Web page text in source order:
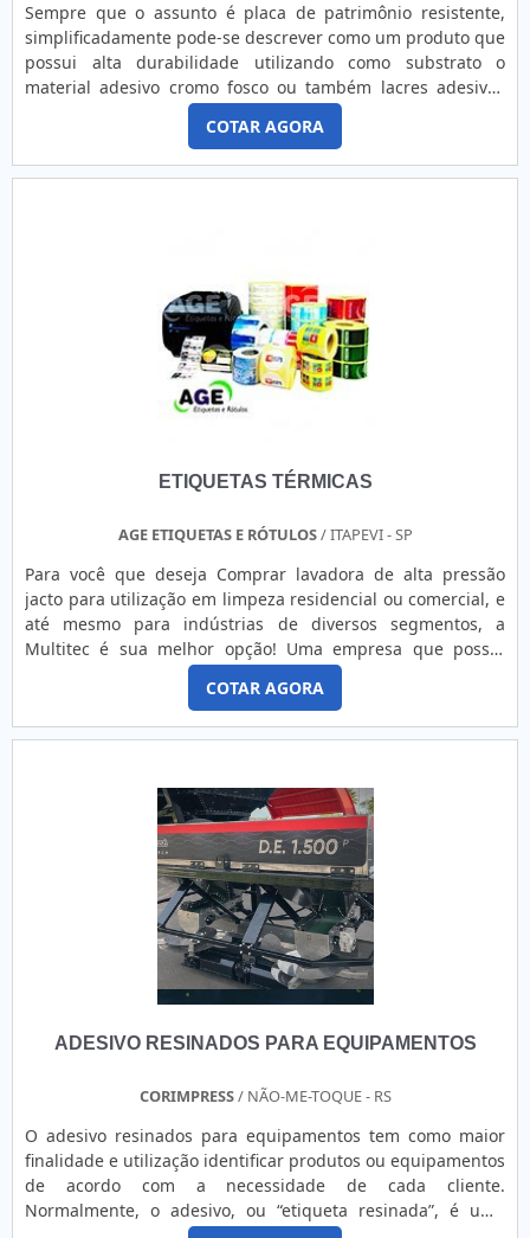
Sempre que o assunto é placa de patrimônio resistente,
simplificadamente pode-se descrever como um produto que
possui alta durabilidade utilizando como substrato o
material adesivo cromo fosco ou também lacres adesivos
como o void e casca de ovo. É produzido de forma
customizada, com diversas medidas, formatos, cores,
materiais e fixações. O PRODUTO GARANTE UMA SÉRIE DE
BENEFÍCIOSAlém disso, possuem numeração sequencial de
numerações visando o controle do patrimônio da empresa,
um ponto de extrema importância para segmentos como
estabelecimentos, comércio, empresas e entre outros.No
entanto, não se pode esquecer que pode ser reconhecido
pelos diferenciais que envolvem alta qualidade e eficiência,
padrões que compõem a marca registrada tornando o uso
lugar. Pontos importantes do produto na lista
através do código de barras inserido na placa;Fácil fixação e
apresentação;Entre outros.PLACA DE PATRIMÔNIO
RESISTENTE COM A MELHOR QUALIDADEAqui na
Corimpress é possível garantir o que há de melhor em
comunicação visual e gráfica. É possível encontrar itens
variados com tecnologia de ponta como painéis de
policarbonato e etiquetas resinadas. Isso acontece graças
aos investimentos da empresa com ótimos profissionais e
cliente e a excelência em produtos e trabalhos..
COTAR AGORA
ETIQUETAS TÉRMICAS
AGE ETIQUETAS E RÓTULOS/ ITAPEVI - SP
Para você que deseja Comprar lavadora de alta pressão
jacto para utilização em limpeza residencial ou comercial, e
até mesmo para indústrias de diversos segmentos, a
Multitec é sua melhor opção! Uma empresa que possui
equipamentos das melhores marcas, vasta experiência no
segmento de equipamentos de limpeza e conta com uma
equipe profissional altamente qualificada. Diferencial de
Comprar lavadora de alta pressão jacto na Multitec
COTAR AGORA
ADESIVO RESINADOS PARA EQUIPAMENTOS
CORIMPRESS/ NÃO-ME-TOQUE - RS
O adesivo resinados para equipamentos tem como maior
finalidade e utilização identificar produtos ou equipamentos
de acordo com a necessidade de cada cliente.
Normalmente, o adesivo, ou “etiqueta resinada”, é uma